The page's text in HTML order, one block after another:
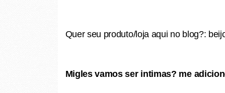
Quer seu produto/loja aqui no blog?:
Migles vamos ser intimas? me